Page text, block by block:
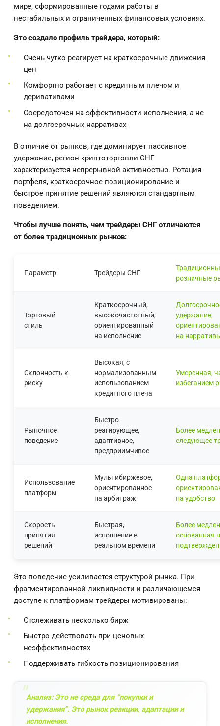
мире, сформированные годами работы в
нестабильных и ограниченных финансовых условиях.
Это создало профиль трейдера, который:
Очень чутко реагирует на краткосрочные движения
цен
Комфортно работает с кредитным плечом и
деривативами
Сосредоточен на эффективности исполнения, а не
на долгосрочных нарративах
В отличие от рынков, где доминирует пассивное
удержание, регион криптоторговли СНГ
характеризуется непрерывной активностью. Ротация
портфеля, краткосрочное позиционирование и
быстрое принятие решений являются стандартным
поведением.
Чтобы лучше понять, чем трейдеры СНГ отличаются
от более традиционных рынков:
Параметр Трейдеры СНГ
розничные
Торговый
стиль
Краткосрочный,
высокочастотный,
ориентированный
на исполнение
удержание,
на
Склонность к
риску
Высокая, с
нормализованным
использованием
кредитного плеча
Умеренная,
избеганием
Рыночное
поведение
Быстро
реагирующее,
адаптивное,
предприимчивое
Более
следующее
Использование
платформ
Мультибиржевое,
ориентированное
на арбитраж
Одна
на удобство
Скорость
принятия
решений
Быстрая,
исполнение в
реальном времени
Более
основанная
Это поведение усиливается структурой рынка. При
фрагментированной ликвидности и различающемся
доступе к платформам трейдеры мотивированы:
Отслеживать несколько бирж
Быстро действовать при ценовых
неэффективностях
Поддерживать гибкость позиционирования
Анализ: Это не среда для “покупки и
удержания”. Это рынок реакции, адаптации и
исполнения.